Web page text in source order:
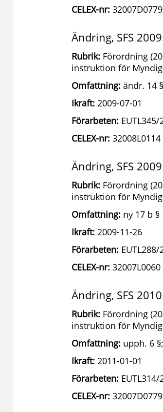
CELEX-nr:
Ändring, SFS
Rubrik: Förordning
instruktion för
Omfattning: ändr. 14
Ikraft: 2009-07-01
Förarbeten:
CELEX-nr: 32008L0114
Ändring, SFS
Rubrik: Förordning
instruktion för
Omfattning: ny 17 b §
Ikraft: 2009-11-26
Förarbeten:
CELEX-nr: 32007L0060
Ändring, SFS
Rubrik: Förordning
instruktion för
Omfattning: upph. 6
Ikraft: 2011-01-01
Förarbeten: EUTL314/
CELEX-nr: 32007D0779